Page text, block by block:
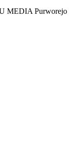
MEDIA Purworejo